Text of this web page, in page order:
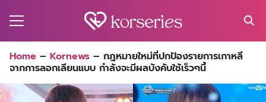
for:
Home – Kornews – กฎหมายใหม่ที่ปกป้องรายการเกาหลี
จากการลอกเลียนแบบ กำลังจะมีผลบังคับใช้เร็วๆนี้